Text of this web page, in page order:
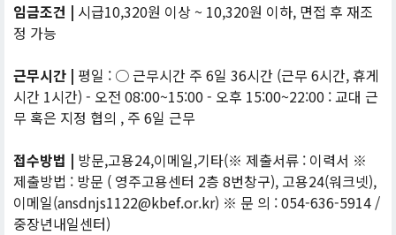
임금조건 | 시급10,320원 이상 ~ 10,320원 이하, 면접 후 재조
정 가능
근무시간 | 평일 : ○ 근무시간 주 6일 36시간 (근무 6시간, 휴게
시간 1시간) - 오전 08:00~15:00 - 오후 15:00~22:00 : 교대 근
무 혹은 지정 협의 , 주 6일 근무
접수방법 | 방문,고용24,이메일,기타(※ 제출서류 : 이력서 ※
제출방법 : 방문 ( 영주고용센터 2층 8번창구), 고용24(워크넷),
이메일(ansdnjs1122@kbef.or.kr) ※ 문 의 : 054-636-5914 /
중장년내일센터)